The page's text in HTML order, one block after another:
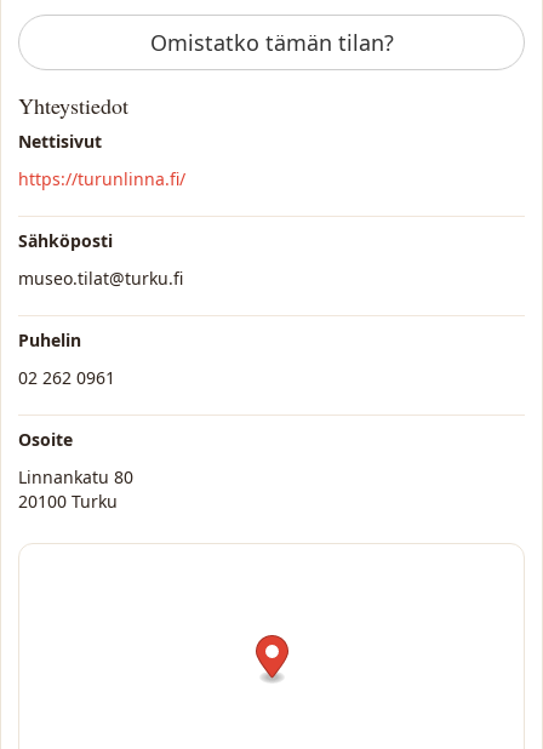
Omistatko tämän tilan?
Yhteystiedot
Nettisivut
https://turunlinna.fi/
Sähköposti
museo.tilat@turku.fi
Puhelin
02 262 0961
Osoite
Linnankatu 80
20100 Turku